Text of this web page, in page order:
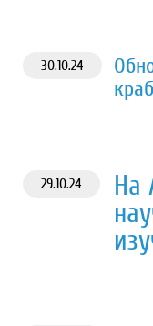
30.10.24
29.10.24
На